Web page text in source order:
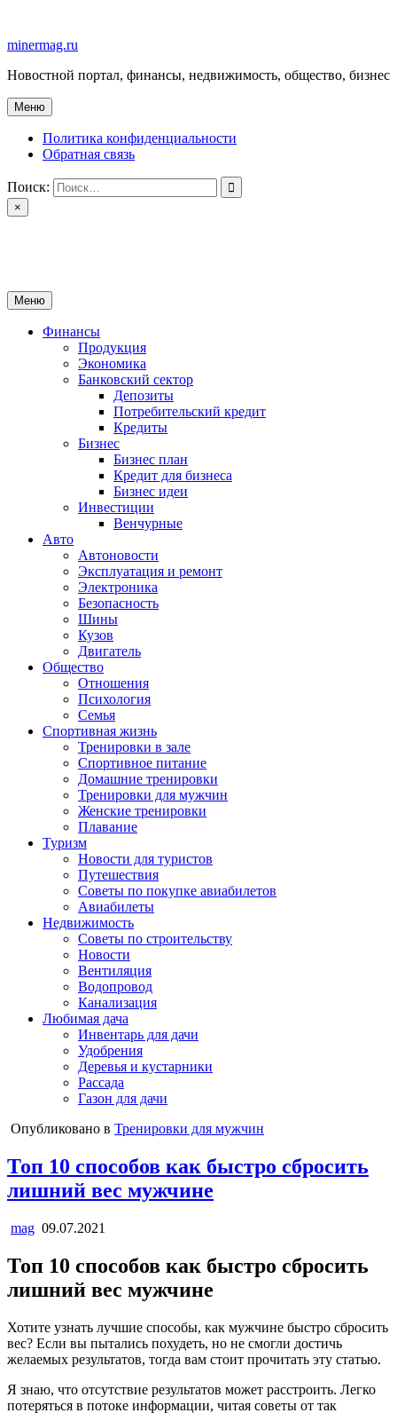
содержимому
minermag.ru
Новостной портал, финансы, недвижимость, общество, бизнес
Меню
Политика конфиденциальности
Обратная связь
Поиск:
×
Меню
Финансы
Продукция
Экономика
Банковский сектор
Депозиты
Потребительский кредит
Кредиты
Бизнес
Бизнес план
Кредит для бизнеса
Бизнес идеи
Инвестиции
Венчурные
Авто
Автоновости
Эксплуатация и ремонт
Электроника
Безопасность
Шины
Кузов
Двигатель
Общество
Отношения
Психология
Семья
Спортивная жизнь
Тренировки в зале
Спортивное питание
Домашние тренировки
Тренировки для мужчин
Женские тренировки
Плавание
Туризм
Новости для туристов
Путешествия
Советы по покупке авиабилетов
Авиабилеты
Недвижимость
Советы по строительству
Новости
Вентиляция
Водопровод
Канализация
Любимая дача
Инвентарь для дачи
Удобрения
Деревья и кустарники
Рассада
Газон для дачи
Опубликовано в Тренировки для мужчин
Топ 10 способов как быстро сбросить
лишний вес мужчине
mag 09.07.2021
Топ 10 способов как быстро сбросить
лишний вес мужчине
Хотите узнать лучшие способы, как мужчине быстро сбросить
вес? Если вы пытались похудеть, но не смогли достичь
желаемых результатов, тогда вам стоит прочитать эту статью.
Я знаю, что отсутствие результатов может расстроить. Легко
потеряться в потоке информации, читая советы от так